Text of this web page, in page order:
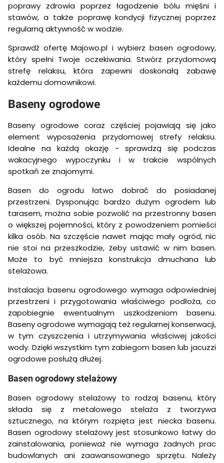
poprawy zdrowia poprzez łagodzenie bólu mięśni i
stawów, a także poprawę kondycji fizycznej poprzez
regularną aktywność w wodzie.
Sprawdź ofertę Majowo.pl i wybierz basen ogrodowy,
który spełni Twoje oczekiwania. Stwórz przydomową
strefę relaksu, która zapewni doskonałą zabawę
każdemu domownikowi.
Baseny ogrodowe
Baseny ogrodowe coraz częściej pojawiają się jako
element wyposażenia przydomowej strefy relaksu.
Idealne na każdą okazję - sprawdzą się podczas
wakacyjnego wypoczynku i w trakcie wspólnych
spotkań ze znajomymi.
Basen do ogrodu łatwo dobrać do posiadanej
przestrzeni. Dysponując bardzo dużym ogrodem lub
tarasem, można sobie pozwolić na przestronny basen
o większej pojemności, który z powodzeniem pomieści
kilka osób. Na szczęście nawet mając mały ogród, nic
nie stoi na przeszkodzie, żeby ustawić w nim basen.
Może to być mniejsza konstrukcja dmuchana lub
stelażowa.
Instalacja basenu ogrodowego wymaga odpowiedniej
przestrzeni i przygotowania właściwego podłoża, co
zapobiegnie ewentualnym uszkodzeniom basenu.
Baseny ogrodowe wymagają też regularnej konserwacji,
w tym czyszczenia i utrzymywania właściwej jakości
wody. Dzięki wszystkim tym zabiegom basen lub jacuzzi
ogrodowe posłużą dłużej.
Basen ogrodowy stelażowy
Basen ogrodowy stelażowy to rodzaj basenu, który
składa się z metalowego stelaża z tworzywa
sztucznego, na którym rozpięta jest niecka basenu.
Basen ogrodowy stelażowy jest stosunkowo łatwy do
zainstalowania, ponieważ nie wymaga żadnych prac
budowlanych ani zaawansowanego sprzętu. Należy